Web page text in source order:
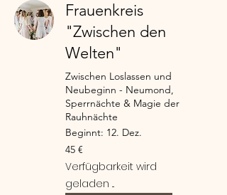
Frauenkreis
"Zwischen den
Welten"
Zwischen Loslassen und
Neubeginn - Neumond,
Sperrnächte & Magie der
Rauhnächte
Beginnt: 12. Dez.
45
Euro
45 €
Verfügbarkeit wird
geladen ...